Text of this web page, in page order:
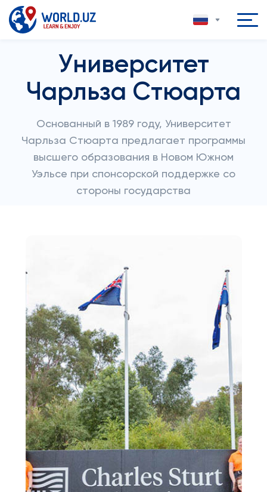
Университет
Чарльза Стюарта
Основанный в 1989 году, Университет
Чарльза Стюарта предлагает программы
высшего образования в Новом Южном
Уэльсе при спонсорской поддержке со
стороны государства